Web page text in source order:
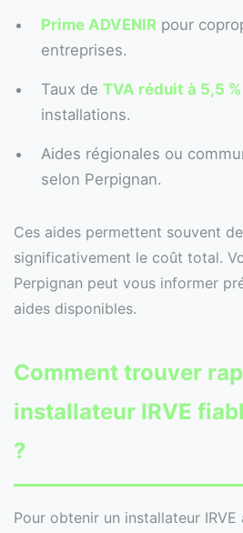
Prime ADVENIR pour
entreprises.
Taux de TVA réduit à 5,5 %
installations.
Aides régionales ou
selon Perpignan.
Ces aides permettent souvent
significativement le coût total.
Perpignan peut vous informer
aides disponibles.
Comment trouver
installateur IRVE
?
Pour obtenir un installateur IRVE